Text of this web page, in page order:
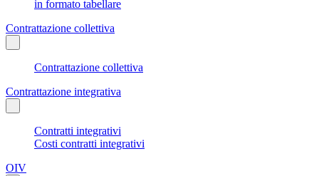
in formato tabellare
Contrattazione collettiva
Contrattazione collettiva
Contrattazione integrativa
Contratti integrativi
Costi contratti integrativi
OIV